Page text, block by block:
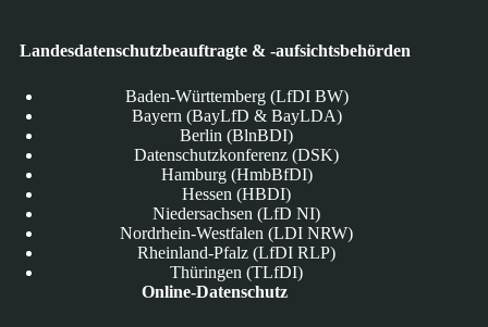
Landesdatenschutzbeauftragte & -aufsichtsbehörden
Baden-Württemberg (LfDI BW)
Bayern (BayLfD & BayLDA)
Berlin (BlnBDI)
Datenschutzkonferenz (DSK)
Hamburg (HmbBfDI)
Hessen (HBDI)
Niedersachsen (LfD NI)
Nordrhein-Westfalen (LDI NRW)
Rheinland-Pfalz (LfDI RLP)
Thüringen (TLfDI)
Online-Datenschutz